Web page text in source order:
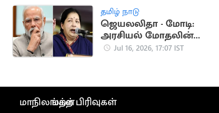
ஏமாற்றத்துடன்
திரும்பினர்
தமிழ் நாடு
ஜெயலலிதா - மோடி:
அரசியல் மோதலின்
முக்கிய தருணங்கள்
Jul 16, 2026, 17:07 IST
மாநிலங்கள்மற்ற பிரிவுகள்